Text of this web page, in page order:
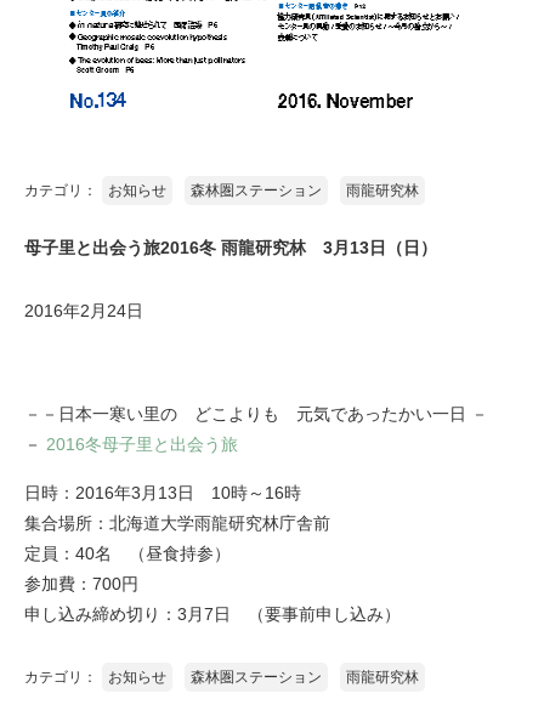
カテゴリ： お知らせ 森林圏ステーション 雨龍研究林
母子里と出会う旅2016冬 雨龍研究林 3月13日（日）
2016年2月24日
－－日本一寒い里の どこよりも 元気であったかい一日 －
－ 2016冬母子里と出会う旅
日時：2016年3月13日 10時～16時
集合場所：北海道大学雨龍研究林庁舎前
定員：40名 （昼食持参）
参加費：700円
申し込み締め切り：3月7日 （要事前申し込み）
カテゴリ： お知らせ 森林圏ステーション 雨龍研究林